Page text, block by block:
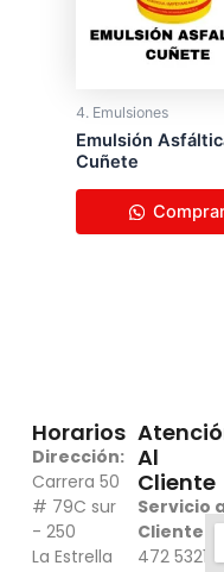
4. Emulsiones
Emulsión
Cuñete
Horarios
Dirección:
Carrera 50
# 79C sur
- 250
La Estrella
Al
Cliente
Servicio
Cliente:
472 5321 -